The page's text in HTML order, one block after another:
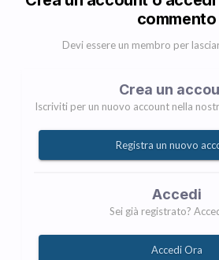
commento
Devi essere un membro per
Crea un
Iscriviti per un nuovo account nella
Registra un nuovo
Accedi
Sei già registrato?
Accedi Ora